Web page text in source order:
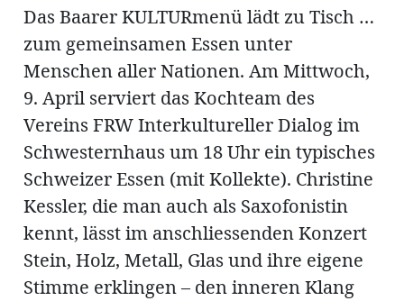
E-
Paper
Amtliche
Mitteilungen
Baustellen
Das Baarer KULTURmenü lädt zu Tisch …
zum gemeinsamen Essen unter
Menschen aller Nationen. Am Mittwoch,
9. April serviert das Kochteam des
Vereins FRW Interkultureller Dialog im
Schwesternhaus um 18 Uhr ein typisches
Schweizer Essen (mit Kollekte). Christine
Kessler, die man auch als Saxofonistin
kennt, lässt im anschliessenden Konzert
Stein, Holz, Metall, Glas und ihre eigene
Stimme erklingen – den inneren Klang